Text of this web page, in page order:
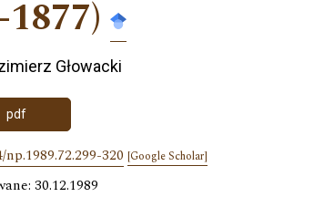
Głowacki
pdf
320 [Google Scholar]
30.12.1989